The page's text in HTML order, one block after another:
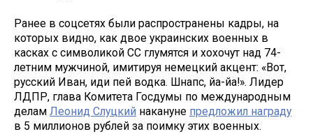
Ранее в соцсетях были распространены кадры, на
которых видно, как двое украинских военных в
касках с символикой СС глумятся и хохочут над 74-
летним мужчиной, имитируя немецкий акцент: «Вот,
русский Иван, иди пей водка. Шнапс, йа-йа!». Лидер
ЛДПР, глава Комитета Госдумы по международным
делам Леонид Слуцкий накануне предложил награду
в 5 миллионов рублей за поимку этих военных.